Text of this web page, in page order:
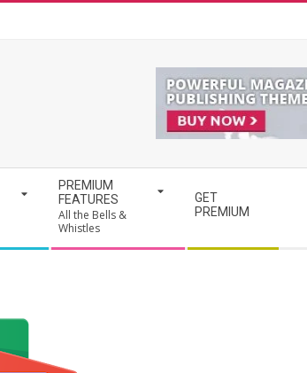
PREMIUM
FEATURES
All the Bells &
Whistles
GET
PREMIUM